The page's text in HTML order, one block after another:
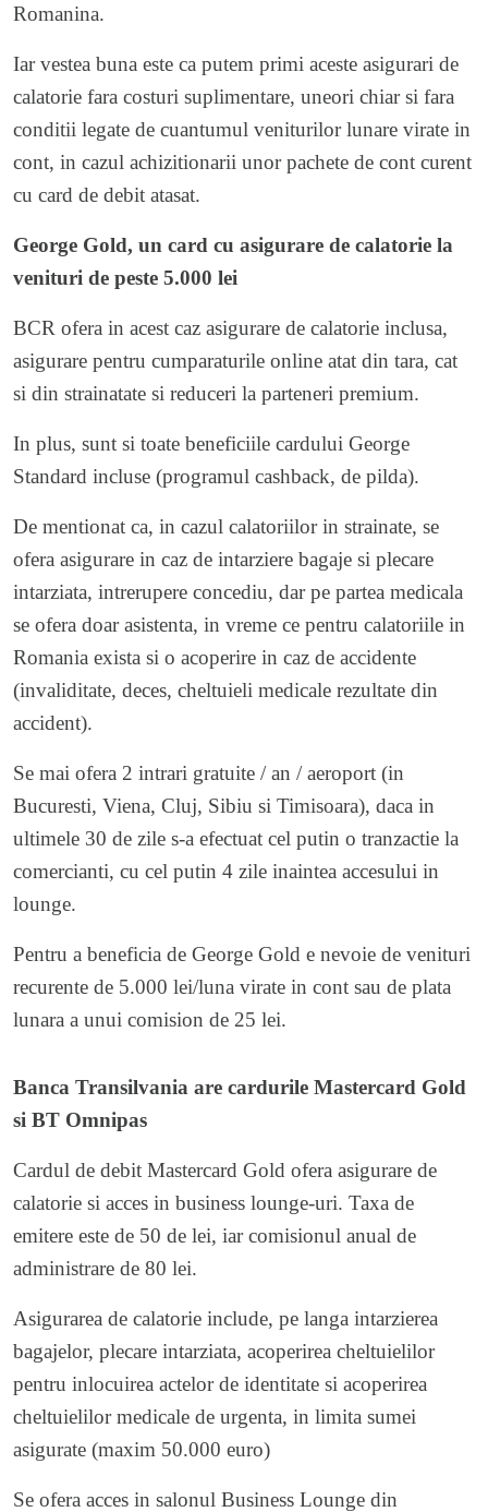
Romanina.
Iar vestea buna este ca putem primi aceste asigurari de
calatorie fara costuri suplimentare, uneori chiar si fara
conditii legate de cuantumul veniturilor lunare virate in
cont, in cazul achizitionarii unor pachete de cont curent
cu card de debit atasat.
George Gold, un card cu asigurare de calatorie la
venituri de peste 5.000 lei
BCR ofera in acest caz asigurare de calatorie inclusa,
asigurare pentru cumparaturile online atat din tara, cat
si din strainatate si reduceri la parteneri premium.
In plus, sunt si toate beneficiile cardului George
Standard incluse (programul cashback, de pilda).
De mentionat ca, in cazul calatoriilor in strainate, se
ofera asigurare in caz de intarziere bagaje si plecare
intarziata, intrerupere concediu, dar pe partea medicala
se ofera doar asistenta, in vreme ce pentru calatoriile in
Romania exista si o acoperire in caz de accidente
(invaliditate, deces, cheltuieli medicale rezultate din
accident).
Se mai ofera 2 intrari gratuite / an / aeroport (in
Bucuresti, Viena, Cluj, Sibiu si Timisoara), daca in
ultimele 30 de zile s-a efectuat cel putin o tranzactie la
comercianti, cu cel putin 4 zile inaintea accesului in
lounge.
Pentru a beneficia de George Gold e nevoie de venituri
recurente de 5.000 lei/luna virate in cont sau de plata
lunara a unui comision de 25 lei.
Banca Transilvania are cardurile Mastercard Gold
si BT Omnipas
Cardul de debit Mastercard Gold ofera asigurare de
calatorie si acces in business lounge-uri. Taxa de
emitere este de 50 de lei, iar comisionul anual de
administrare de 80 lei.
Asigurarea de calatorie include, pe langa intarzierea
bagajelor, plecare intarziata, acoperirea cheltuielilor
pentru inlocuirea actelor de identitate si acoperirea
cheltuielilor medicale de urgenta, in limita sumei
asigurate (maxim 50.000 euro)
Se ofera acces in salonul Business Lounge din